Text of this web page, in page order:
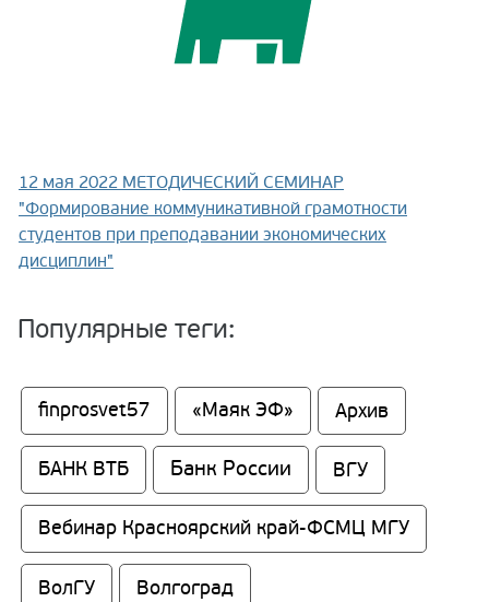
12 мая 2022 МЕТОДИЧЕСКИЙ СЕМИНАР
"Формирование коммуникативной грамотности
студентов при преподавании экономических
дисциплин"
Популярные теги:
finprosvet57 «Маяк ЭФ» Архив
БАНК ВТБ Банк России ВГУ
Вебинар Красноярский край-ФСМЦ МГУ
ВолГУ Волгоград